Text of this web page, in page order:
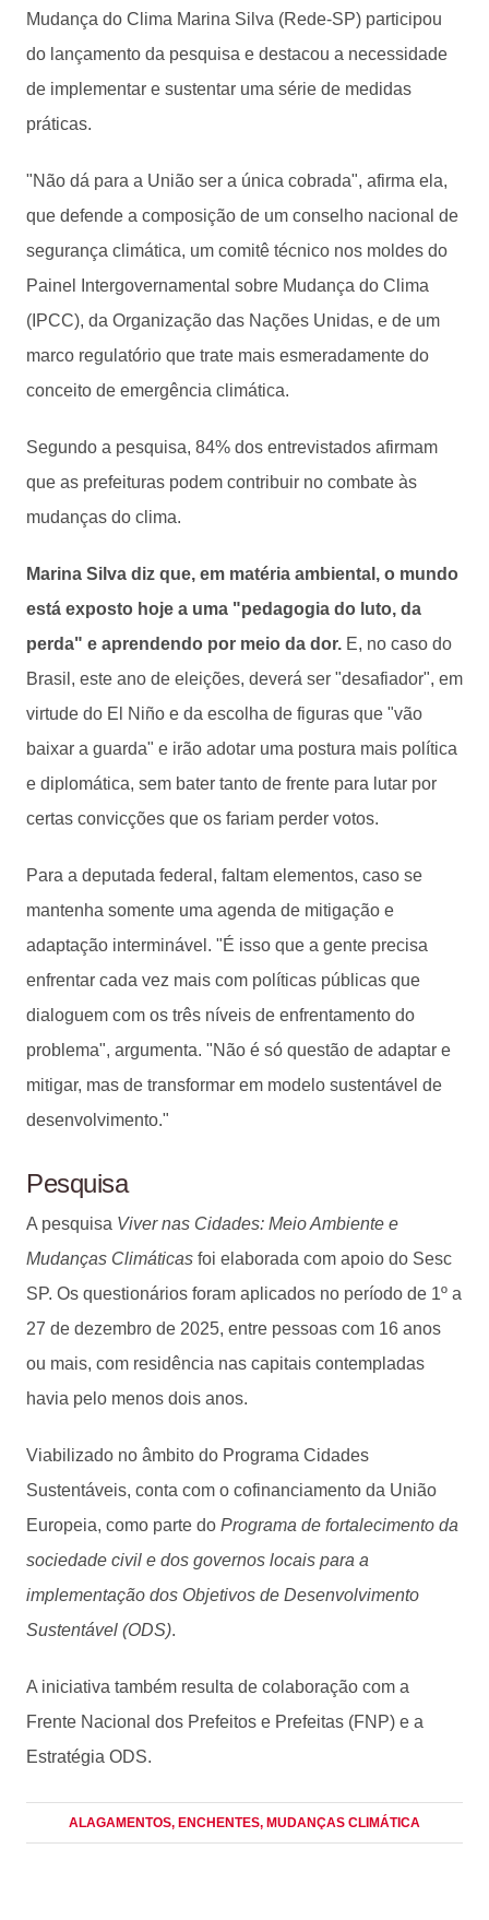
Mudança do Clima Marina Silva (Rede-SP) participou
do lançamento da pesquisa e destacou a necessidade
de implementar e sustentar uma série de medidas
práticas.
"Não dá para a União ser a única cobrada", afirma ela,
que defende a composição de um conselho nacional de
segurança climática, um comitê técnico nos moldes do
Painel Intergovernamental sobre Mudança do Clima
(IPCC), da Organização das Nações Unidas, e de um
marco regulatório que trate mais esmeradamente do
conceito de emergência climática.
Segundo a pesquisa, 84% dos entrevistados afirmam
que as prefeituras podem contribuir no combate às
mudanças do clima.
Marina Silva diz que, em matéria ambiental, o mundo
está exposto hoje a uma "pedagogia do luto, da
perda" e aprendendo por meio da dor. E, no caso do
Brasil, este ano de eleições, deverá ser "desafiador", em
virtude do El Niño e da escolha de figuras que "vão
baixar a guarda" e irão adotar uma postura mais política
e diplomática, sem bater tanto de frente para lutar por
certas convicções que os fariam perder votos.
Para a deputada federal, faltam elementos, caso se
mantenha somente uma agenda de mitigação e
adaptação interminável. "É isso que a gente precisa
enfrentar cada vez mais com políticas públicas que
dialoguem com os três níveis de enfrentamento do
problema", argumenta. "Não é só questão de adaptar e
mitigar, mas de transformar em modelo sustentável de
desenvolvimento."
Pesquisa
A pesquisa Viver nas Cidades: Meio Ambiente e
Mudanças Climáticas foi elaborada com apoio do Sesc
SP. Os questionários foram aplicados no período de 1º a
27 de dezembro de 2025, entre pessoas com 16 anos
ou mais, com residência nas capitais contempladas
havia pelo menos dois anos.
Viabilizado no âmbito do Programa Cidades
Sustentáveis, conta com o cofinanciamento da União
Europeia, como parte do Programa de fortalecimento da
sociedade civil e dos governos locais para a
implementação dos Objetivos de Desenvolvimento
Sustentável (ODS).
A iniciativa também resulta de colaboração com a
Frente Nacional dos Prefeitos e Prefeitas (FNP) e a
Estratégia ODS.
ALAGAMENTOS, ENCHENTES, MUDANÇAS CLIMÁTICA